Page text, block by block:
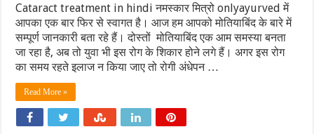
Cataract treatment in hindi नमस्कार मित्रो onlyayurved में
आपका एक बार फिर से स्वागत है। आज हम आपको मोतियाबिंद के बारे में
सम्पूर्ण जानकारी बता रहे हैं। दोस्तों मोतियाबिंद एक आम समस्या बनता
जा रहा है, अब तो युवा भी इस रोग के शिकार होने लगे हैं। अगर इस रोग
का समय रहते इलाज न किया जाए तो रोगी अंधेपन …
Read More »